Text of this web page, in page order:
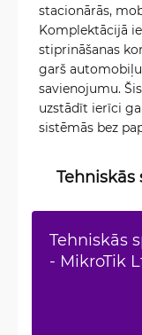
stacionārās,
Komplektācijā
stiprināšanas
garš
savienojumu.
uzstādīt ierīci
sistēmās bez
Tehniskās
- MikroTik